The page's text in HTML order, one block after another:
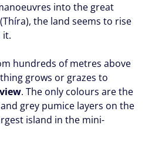
into the great
(Thíra), the land seems to rise
it.
hundreds of metres above
grows or grazes to
. The only colours are the
grey pumice layers on the
island in the mini-